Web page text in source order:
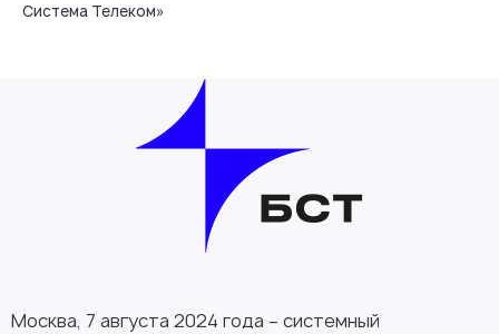
Система Телеком»
Москва, 7 августа 2024 года – системный